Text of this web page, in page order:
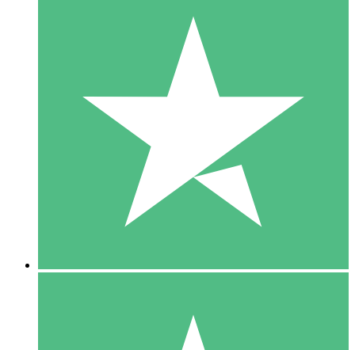
Paquetes de Créditos Individuales
Paga según el uso con créditos de descarga. Sin compromiso
10 00
10 Descargas
20 00